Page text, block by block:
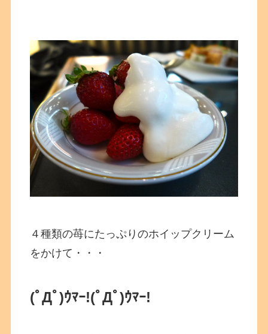
４種類の苺にたっぷりのホイップクリーム
をかけて・・・
(ﾟДﾟ)ｳﾏｰ!(ﾟДﾟ)ｳﾏｰ!